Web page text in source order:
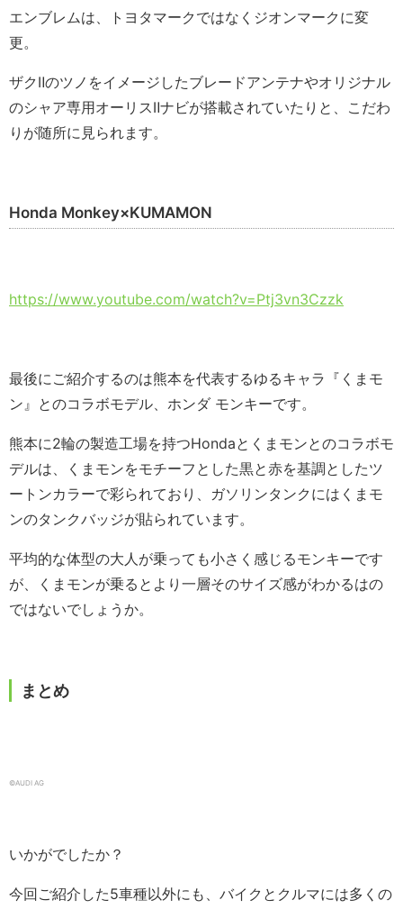
エンブレムは、トヨタマークではなくジオンマークに変
更。
ザクⅡのツノをイメージしたブレードアンテナやオリジナル
のシャア専用オーリスⅡナビが搭載されていたりと、こだわ
りが随所に見られます。
Honda Monkey×KUMAMON
https://www.youtube.com/watch?v=Ptj3vn3Czzk
最後にご紹介するのは熊本を代表するゆるキャラ『くまモ
ン』とのコラボモデル、ホンダ モンキーです。
熊本に2輪の製造工場を持つHondaとくまモンとのコラボモ
デルは、くまモンをモチーフとした黒と赤を基調としたツ
ートンカラーで彩られており、ガソリンタンクにはくまモ
ンのタンクバッジが貼られています。
平均的な体型の大人が乗っても小さく感じるモンキーです
が、くまモンが乗るとより一層そのサイズ感がわかるはの
ではないでしょうか。
まとめ
©️AUDI AG
いかがでしたか？
今回ご紹介した5車種以外にも、バイクとクルマには多くの